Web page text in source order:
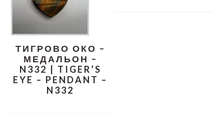
ТИГРОВО ОКО –
МЕДАЛЬОН –
N332 | TIGER’S
EYE – PENDANT –
N332